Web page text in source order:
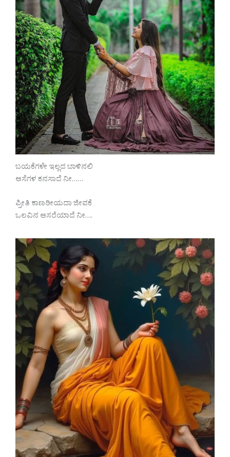
ಬಯಕೆಗಳೇ ಇಲ್ಲದ ಬಾಳಿನಲಿ
ಆಸೆಗಳ ಕನಸಾದೆ ನೀ……
ಪ್ರೀತಿ ಕಾಣರೀಯದಾ ಜೀವಕೆ
ಒಲವಿನ ಆಸರೆಯಾದೆ ನೀ….